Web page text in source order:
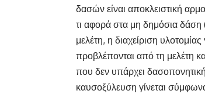
δασών είναι αποκλειστική
τι αφορά στα μη δημόσια δάση
μελέτη, η διαχείριση
προβλέπονται από τη μελέτη
που δεν υπάρχει
καυσοξύλευση γίνεται